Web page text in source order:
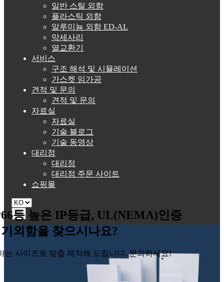
일반 스틸 외함
플라스틱 외함
알루미늄 외함 ED-AL
악세사리
열교환기
서비스
구조 해석 및 시뮬레이션
가스켓 임가공
견적 및 문의
견적 및 문의
자료실
자료실
기술 블로그
기술 동영상
대리점
대리점
대리점 주문 사이트
쇼핑몰
☰
등 높은 IP등급, UL(NEMA)인증
외함을 찾으시나요?
는 사이즈로 맞춤 제작해 드립니다. 문의하세요!